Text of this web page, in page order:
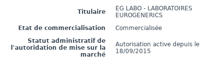
Titulaire
EG LABO - LABORATOIRES
EUROGENERICS
Etat de commercialisation
Commercialisée
Statut administratif de
l'autoridation de mise sur la
marché
Autorisation active depuis le
18/09/2015